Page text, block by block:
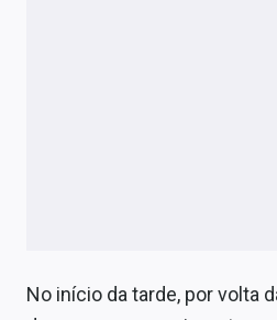
Contato
No início da tarde, por volta